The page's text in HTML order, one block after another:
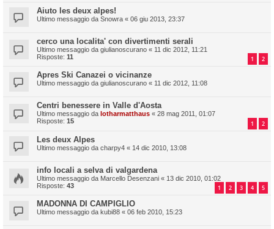
Aiuto les deux alpes!
Ultimo messaggio da Snowra « 06 giu 2013, 23:37
cerco una localita' con divertimenti serali
Ultimo messaggio da giulianoscurano « 11 dic 2012, 11:21
Risposte: 11 1 2
Apres Ski Canazei o vicinanze
Ultimo messaggio da giulianoscurano « 11 dic 2012, 11:08
Centri benessere in Valle d'Aosta
Ultimo messaggio da lotharmatthaus « 28 mag 2011, 01:07
Risposte: 15 1 2
Les deux Alpes
Ultimo messaggio da charpy4 « 14 dic 2010, 13:08
info locali a selva di valgardena
Ultimo messaggio da Marcello Desenzani « 13 dic 2010, 01:02
Risposte: 43 1 2 3 4 5
MADONNA DI CAMPIGLIO
Ultimo messaggio da kubi88 « 06 feb 2010, 15:23